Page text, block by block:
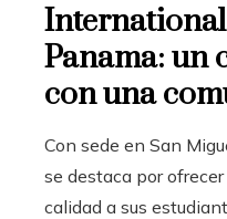
Panama: un
con una
Con sede en San
se destaca por
calidad a sus